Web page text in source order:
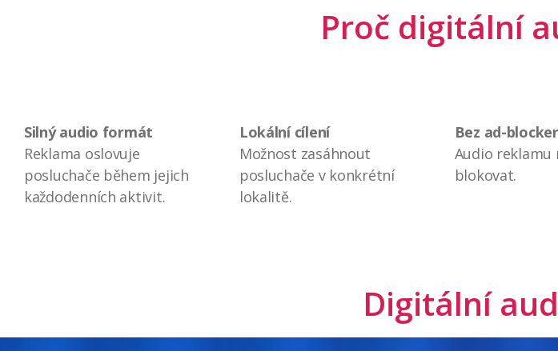
Proč digitální
Silný audio formát
Reklama oslovuje
posluchače během jejich
každodenních aktivit.
Lokální cílení
Možnost zasáhnout
posluchače v konkrétní
lokalitě.
Bez ad-
Audio reklamu
blokovat.
Digitální